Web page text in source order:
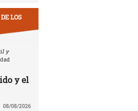
LOS
y
y el
08/08/2026